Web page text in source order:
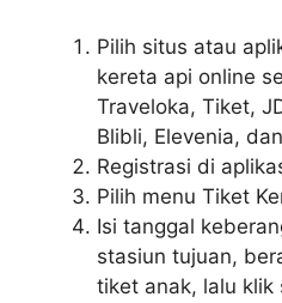
Pilih situs atau
kereta api online
Traveloka, Tiket,
Blibli, Elevenia,
Registrasi di
Pilih menu Tiket
Isi tanggal
stasiun tujuan,
tiket anak, lalu klik